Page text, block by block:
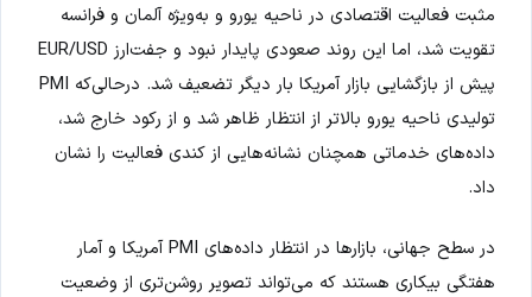
مثبت فعالیت اقتصادی در ناحیه یورو و به‌ویژه آلمان و فرانسه
تقویت شد، اما این روند صعودی پایدار نبود و جفت‌ارز EUR/USD
پیش از بازگشایی بازار آمریکا بار دیگر تضعیف شد. درحالی‌که PMI
تولیدی ناحیه یورو بالاتر از انتظار ظاهر شد و از رکود خارج شد،
داده‌های خدماتی همچنان نشانه‌هایی از کندی فعالیت را نشان
داد.
در سطح جهانی، بازارها در انتظار داده‌های PMI آمریکا و آمار
هفتگی بیکاری هستند که می‌تواند تصویر روشن‌تری از وضعیت